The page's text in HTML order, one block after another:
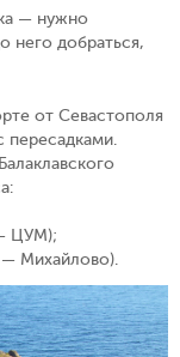
— нужно
него добраться,
от Севастополя
ЦУМ);
Михайлово).